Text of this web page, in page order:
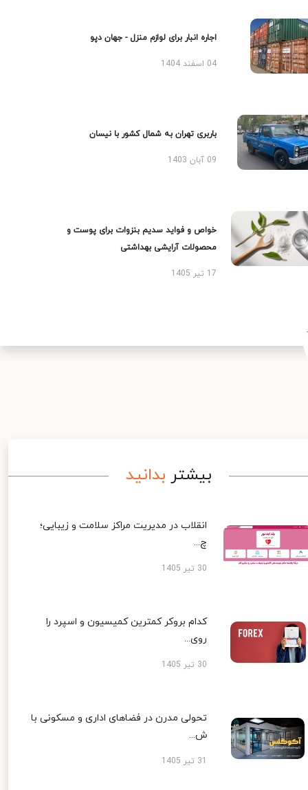
اجاره انبار برای لوازم منزل - جهان دپو
04 اسفند 1404
باربری تهران به شمال کشور با نیسان
09 آبان 1403
خواص و فواید سدیم بنزوات برای پوست و
محصولات آرایشی بهداشتی
17 تیر 1405
بیشتر بدانید
انقلاب در مدیریت مراکز سلامت و زیبایی؛
چ...
30 تیر 1405
کدام بروکر کمترین کمیسیون و اسپرد را
روی...
30 تیر 1405
تحولی مدرن در فضاهای اداری و مسکونی با
ش...